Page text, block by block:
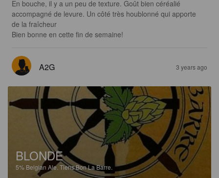
En bouche, il y a un peu de texture. Goût bien céréalié
accompagné de levure. Un côté très houblonné qui apporte
de la fraîcheur
Bien bonne en cette fin de semaine!
A2G 3 years ago
BLONDE
5% Belgian Ale. Tiens Bon La Barre.